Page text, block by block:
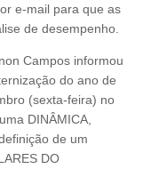
e-mail para que as
de desempenho.
Campos informou
do ano de
(sexta-feira) no
DINÂMICA,
de um
DO